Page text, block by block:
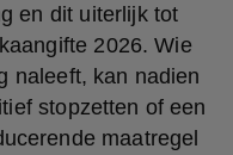
en dit uiterlijk tot
2026. Wie
naleeft, kan nadien
stopzetten of een
maatregel